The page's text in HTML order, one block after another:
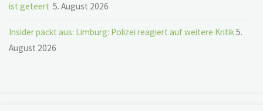
ist geteert 5. August 2026
Insider packt aus: Limburg: Polizei reagiert auf weitere Kritik5.
August 2026